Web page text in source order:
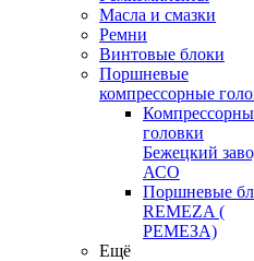
Масла и смазки
Ремни
Винтовые блоки
Поршневые
компрессорные
головки
Бежецкий
АСО
Поршневые
REMEZA (
РЕМЕЗА)
Ещё